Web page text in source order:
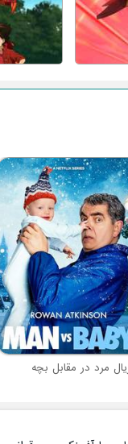
مرد در مقابل بچه